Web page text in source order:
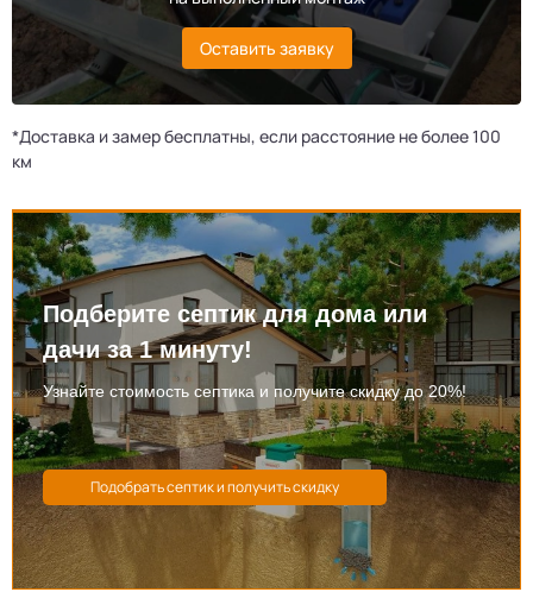
Оставить заявку
*Доставка и замер бесплатны, если расстояние не более 100
км
Подберите септик для дома или
дачи за 1 минуту!
Узнайте стоимость септика и получите скидку до 20%!